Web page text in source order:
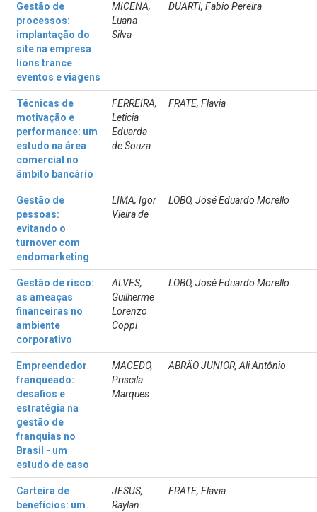
Gestão de
processos:
implantação do
site na empresa
lions trance
eventos e viagens
MICENA,
Luana
Silva
DUARTI, Fabio Pereira
Técnicas de
motivação e
performance: um
estudo na área
comercial no
âmbito bancário
FERREIRA,
Leticia
Eduarda
de Souza
FRATE, Flavia
Gestão de
pessoas:
evitando o
turnover com
endomarketing
LIMA, Igor
Vieira de
LOBO, José Eduardo Morello
Gestão de risco:
as ameaças
financeiras no
ambiente
corporativo
ALVES,
Guilherme
Lorenzo
Coppi
LOBO, José Eduardo Morello
Empreendedor
franqueado:
desafios e
estratégia na
gestão de
franquias no
Brasil - um
estudo de caso
MACEDO,
Priscila
Marques
ABRÃO JUNIOR, Ali Antônio
Carteira de
benefícios: um
JESUS,
Raylan
FRATE, Flavia